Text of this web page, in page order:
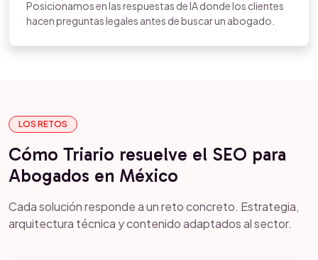
Posicionamos en las respuestas de IA donde los clientes
hacen preguntas legales antes de buscar un abogado.
LOS RETOS
Cómo Triario resuelve el SEO para
Abogados en México
Cada solución responde a un reto concreto. Estrategia,
arquitectura técnica y contenido adaptados al sector.